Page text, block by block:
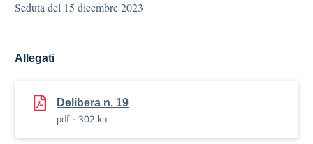
Seduta del 15 dicembre 2023
Allegati
Delibera n. 19
pdf - 302 kb